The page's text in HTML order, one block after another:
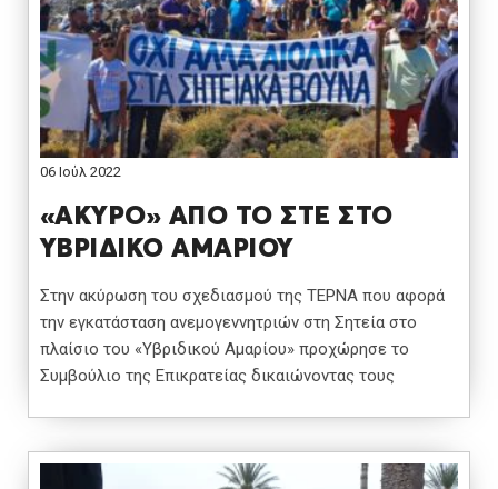
06 Ιούλ 2022
«ΑΚΥΡΟ» ΑΠΟ ΤΟ ΣΤΕ ΣΤΟ
ΥΒΡΙΔΙΚΟ ΑΜΑΡΙΟΥ
Στην ακύρωση του σχεδιασμού της ΤΕΡΝΑ που αφορά
την εγκατάσταση ανεμογεννητριών στη Σητεία στο
πλαίσιο του «Υβριδικού Αμαρίου» προχώρησε το
Συμβούλιο της Επικρατείας δικαιώνοντας τους